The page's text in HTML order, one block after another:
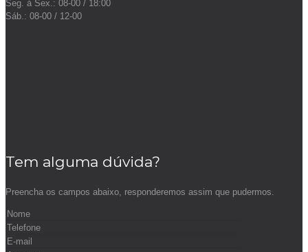
Seg. à Sex.: 08-00 / 18:00
Sáb.: 08-00 / 12-00
Tem alguma dúvida?
Preencha os campos abaixo, responderemos assim que pudermos.